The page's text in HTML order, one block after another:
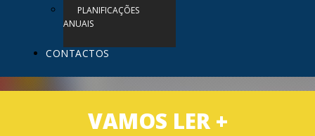
PLANIFICAÇÕES
ANUAIS
CONTACTOS
VAMOS LER +